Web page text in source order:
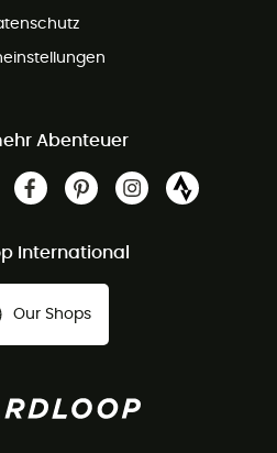
Abenteuer
International
Our Shops